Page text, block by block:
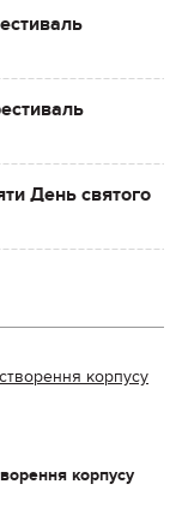
День святого
корпусу